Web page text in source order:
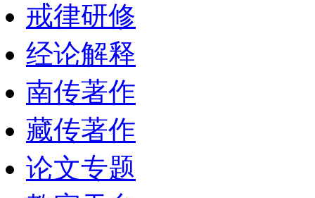
戒律研修
经论解释
南传著作
藏传著作
论文专题